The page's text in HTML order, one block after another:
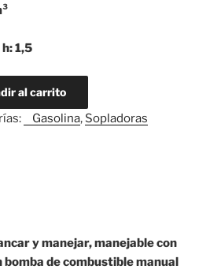
1,5
al carrito
⠀Gasolina, Sopladoras
y manejar, manejable con
bomba de combustible manual